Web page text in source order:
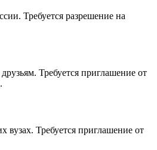
Требуется разрешение на
Требуется приглашение от
вузах. Требуется приглашение от